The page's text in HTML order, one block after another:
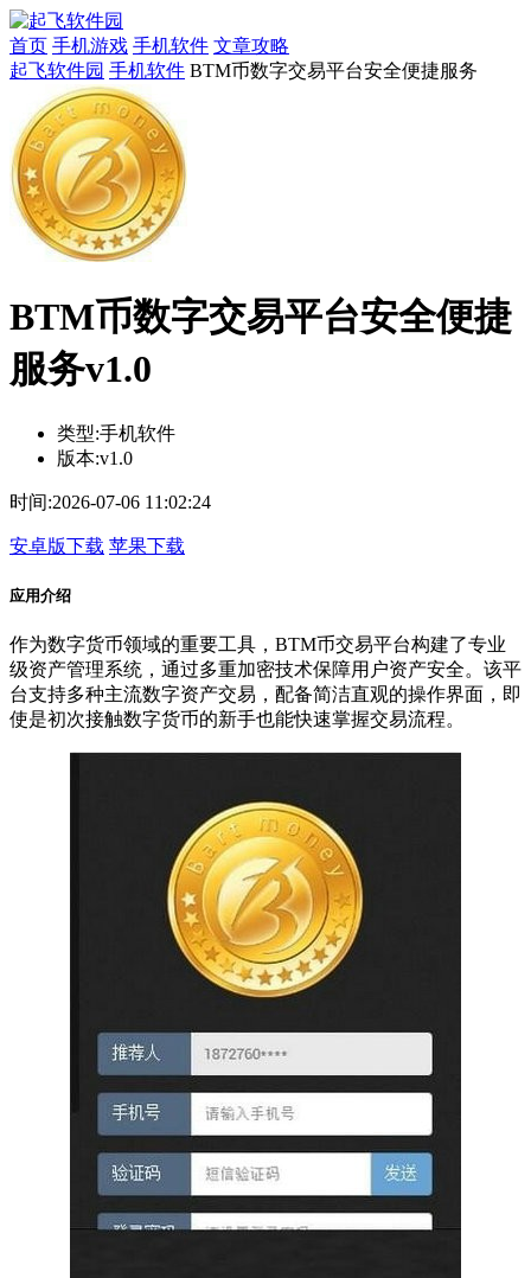
首页 手机游戏 手机软件 文章攻略
起飞软件园 手机软件 BTM币数字交易平台安全便捷服务
BTM币数字交易平台安全便捷
服务v1.0
类型:手机软件
版本:v1.0
时间:2026-07-06 11:02:24
安卓版下载 苹果下载
应用介绍
作为数字货币领域的重要工具，BTM币交易平台构建了专业
级资产管理系统，通过多重加密技术保障用户资产安全。该平
台支持多种主流数字资产交易，配备简洁直观的操作界面，即
使是初次接触数字货币的新手也能快速掌握交易流程。